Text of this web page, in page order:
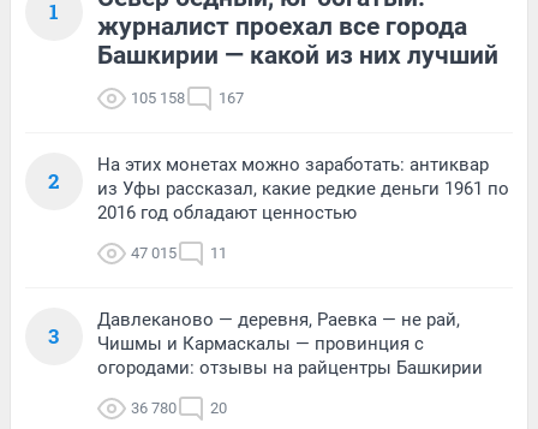
1
журналист проехал все города
Башкирии — какой из них лучший
105 158 167
2
На этих монетах можно заработать: антиквар
из Уфы рассказал, какие редкие деньги 1961 по
2016 год обладают ценностью
47 015 11
3
Давлеканово — деревня, Раевка — не рай,
Чишмы и Кармаскалы — провинция с
огородами: отзывы на райцентры Башкирии
36 780 20